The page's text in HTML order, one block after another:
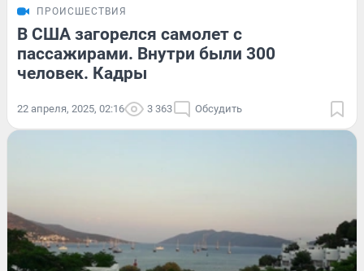
ПРОИСШЕСТВИЯ
В США загорелся самолет с
пассажирами. Внутри были 300
человек. Кадры
22 апреля, 2025, 02:16 3 363 Обсудить